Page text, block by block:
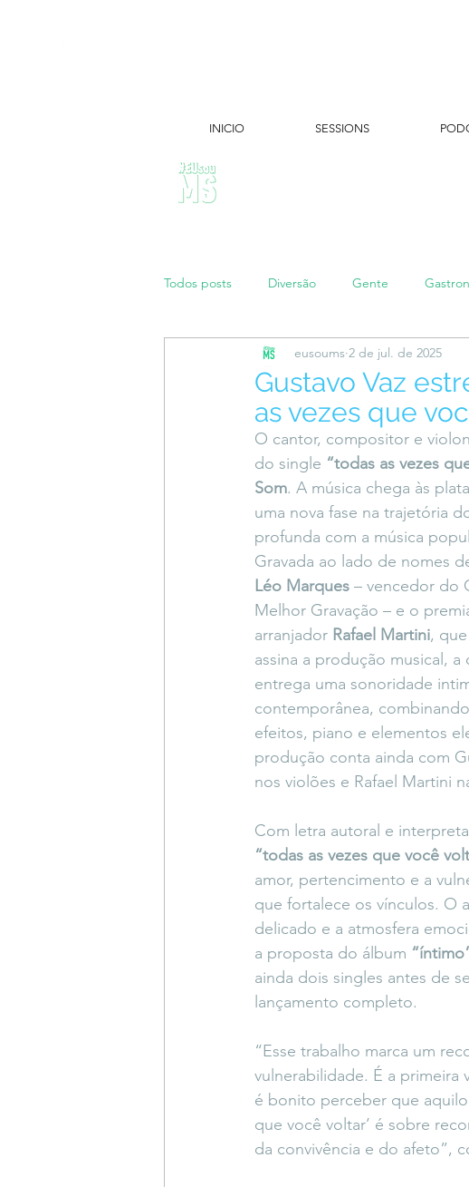
Todos posts Diversão Gente
Papo de Mãe #maratonei
Coluna do Vasques #DescomplicaLara
Saiba
Gustavo Vaz
as vezes que
eusoums 2 de jul. de 2025
O cantor, compositor e
do single “todas as vezes
Som. A música chega às
uma nova fase na trajetória
profunda com a música
Gravada ao lado de nomes
Léo Marques – vencedor do
Melhor Gravação – e o
arranjador Rafael Martini,
assina a produção musical, a
entrega uma sonoridade
contemporânea,
efeitos, piano e elementos
produção conta ainda com
nos violões e Rafael Martini
Com letra autoral e
“todas as vezes que você
amor, pertencimento e a
que fortalece os vínculos. O
delicado e a atmosfera
a proposta do álbum
ainda dois singles antes de
lançamento completo.
“Esse trabalho marca um
vulnerabilidade. É a primeira
é bonito perceber que
que você voltar’ é sobre
da convivência e do afeto”,
INICIO SESSIONS